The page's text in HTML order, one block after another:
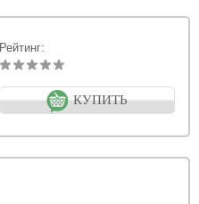
Рейтинг:
КУПИТЬ